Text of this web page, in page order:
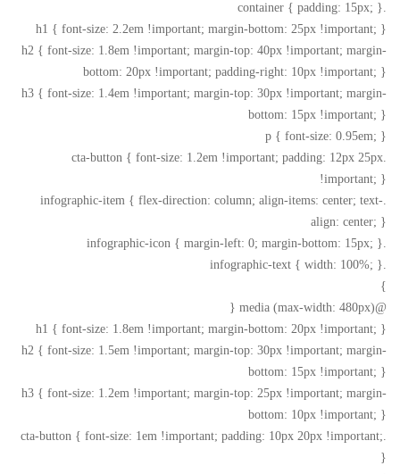
.container { padding: 15px; }
h1 { font-size: 2.2em !important; margin-bottom: 25px !important; }
h2 { font-size: 1.8em !important; margin-top: 40px !important; margin-
bottom: 20px !important; padding-right: 10px !important; }
h3 { font-size: 1.4em !important; margin-top: 30px !important; margin-
bottom: 15px !important; }
p { font-size: 0.95em; }
.cta-button { font-size: 1.2em !important; padding: 12px 25px
!important; }
.infographic-item { flex-direction: column; align-items: center; text-
align: center; }
.infographic-icon { margin-left: 0; margin-bottom: 15px; }
.infographic-text { width: 100%; }
}
@media (max-width: 480px) {
h1 { font-size: 1.8em !important; margin-bottom: 20px !important; }
h2 { font-size: 1.5em !important; margin-top: 30px !important; margin-
bottom: 15px !important; }
h3 { font-size: 1.2em !important; margin-top: 25px !important; margin-
bottom: 10px !important; }
.cta-button { font-size: 1em !important; padding: 10px 20px !important;
}